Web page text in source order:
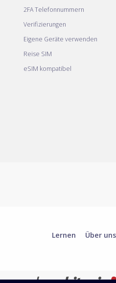
2FA Telefonnummern
Verifizierungen
Eigene Geräte verwenden
Reise SIM
eSIM kompatibel
Lernen Über uns